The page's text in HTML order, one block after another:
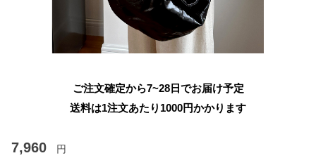
ご注文確定から7~28日でお届け予定
送料は1注文あたり 1000円かかります
7,960 円